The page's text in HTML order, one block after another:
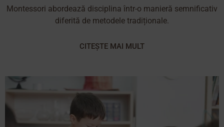
Montessori abordează disciplina într-o manieră semnificativ
diferită de metodele tradiționale.
CITEȘTE MAI MULT